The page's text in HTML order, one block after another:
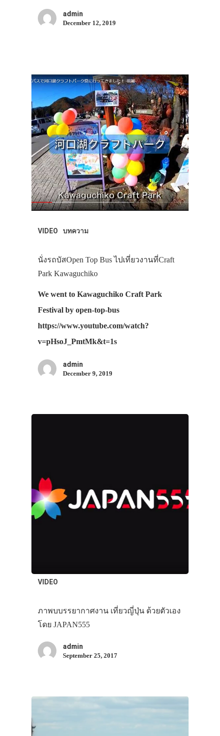
admin
December 12, 2019
VIDEO บทความ
นั่งรถบัสOpen Top Bus ไปเที่ยวงานที่Craft
Park Kawaguchiko
We went to Kawaguchiko Craft Park
Festival by open-top-bus
https://www.youtube.com/watch?
v=pHsoJ_PmtMk&t=1s
admin
December 9, 2019
VIDEO
ภาพบบรรยากาศงาน เที่ยวญี่ปุ่น ด้วยตัวเอง
โดย JAPAN555
admin
September 25, 2017
รถบัส
เดินทาง
ทัวร์
ที่พัก
สาระน่ารู้
VIDEO
ภาพประทับใจ